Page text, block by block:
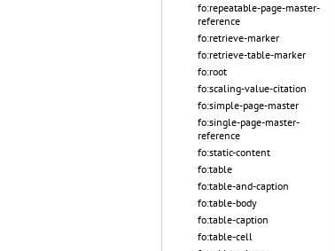
fo:repeatable-page-master-
reference
fo:retrieve-marker
fo:retrieve-table-marker
fo:root
fo:scaling-value-citation
fo:simple-page-master
fo:single-page-master-
reference
fo:static-content
fo:table
fo:table-and-caption
fo:table-body
fo:table-caption
fo:table-cell